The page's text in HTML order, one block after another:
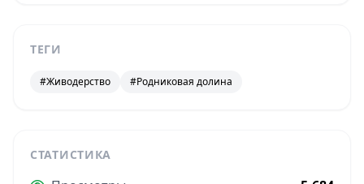
ТЕГИ
#Живодерство #Родниковая долина
СТАТИСТИКА